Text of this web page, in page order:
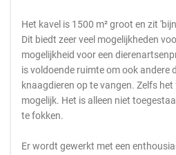
Het kavel is 1500 m² groot en zit
Dit biedt zeer veel mogelijkheden
mogelijkheid voor een
is voldoende ruimte om ook andere
knaagdieren op te vangen. Zelfs
mogelijk. Het is alleen niet
te fokken.
Er wordt gewerkt met een